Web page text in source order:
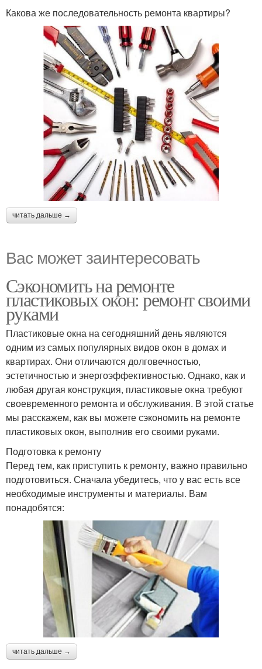
Какова же последовательность ремонта квартиры?
читать дальше →
Вас может заинтересовать
Сэкономить на ремонте
пластиковых окон: ремонт своими
руками
Пластиковые окна на сегодняшний день являются
одним из самых популярных видов окон в домах и
квартирах. Они отличаются долговечностью,
эстетичностью и энергоэффективностью. Однако, как и
любая другая конструкция, пластиковые окна требуют
своевременного ремонта и обслуживания. В этой статье
мы расскажем, как вы можете сэкономить на ремонте
пластиковых окон, выполнив его своими руками.
Подготовка к ремонту
Перед тем, как приступить к ремонту, важно правильно
подготовиться. Сначала убедитесь, что у вас есть все
необходимые инструменты и материалы. Вам
понадобятся:
читать дальше →